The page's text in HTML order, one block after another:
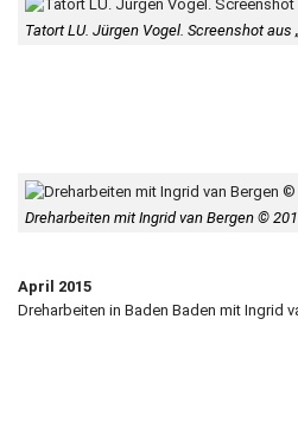
Tatort LU. Jürgen Vogel. Screenshot aus
Dreharbeiten mit Ingrid van Bergen ©
April 2015
Dreharbeiten in Baden Baden mit Ingrid